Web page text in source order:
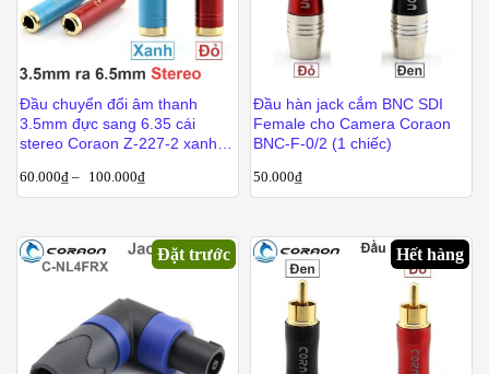
Đầu chuyển đổi âm thanh
3.5mm đực sang 6.35 cái
stereo Coraon Z-227-2 xanh /
60.000₫ – 100.000₫
Đầu hàn jack cắm BNC SDI
Female cho Camera Coraon
BNC-F-0/2 (1 chiếc)
50.000₫
Đặt trước Hết hàng